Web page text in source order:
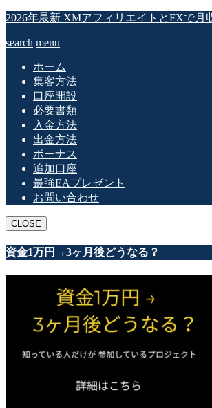
2026年最新 XMアフィリエイトとFXで月
search menu
ホーム
集客方法
口座開設
必要書類
入金方法
出金方法
ボーナス
追加口座
最強EAプレゼント
お問い合わせ
CLOSE
資金1万円→3ヶ月後どうなる？